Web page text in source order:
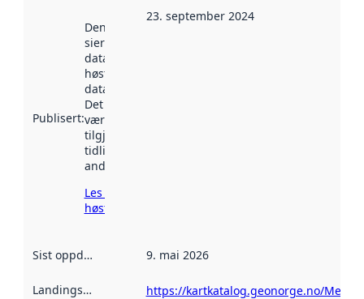
Publisert:
Denne datoen
sier når
datasettet ble
høstet av
data.norge.no.
Det kan ha
vært
tilgjengelig
tidligere
andre steder.
Les mer om
høsting her
23. september 2024
Sist oppdatert 9. mai 2026
Landingsside
https://kartkatalog.geonorge.no/